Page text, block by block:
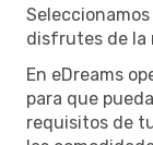
disfrutes de la
En eDreams
para que
requisitos de